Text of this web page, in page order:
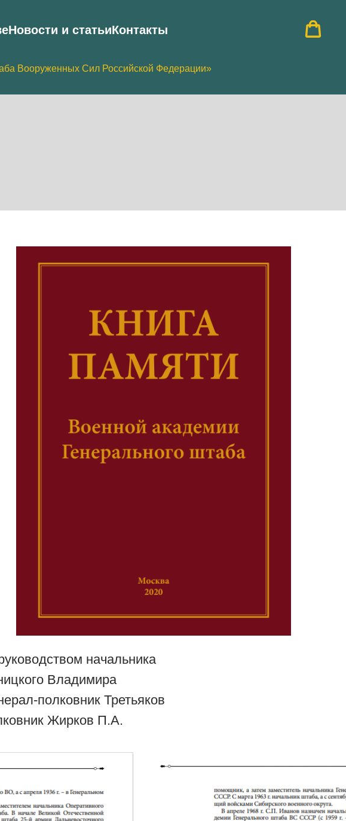
Новости и статьиКонтакты
Вооруженных Сил Российской Федерации»
начальника
Владимира
полковник Третьяков
Жирков П.А.